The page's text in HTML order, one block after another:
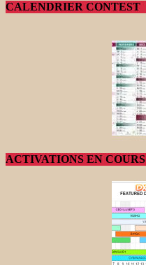
CALENDRIER CONTEST
ACTIVATIONS EN COURS